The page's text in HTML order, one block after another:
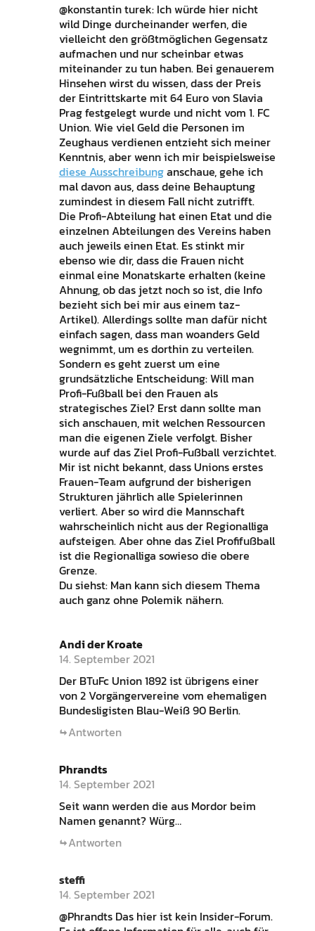
@konstantin turek: Ich würde hier nicht
wild Dinge durcheinander werfen, die
vielleicht den größtmöglichen Gegensatz
aufmachen und nur scheinbar etwas
miteinander zu tun haben. Bei genauerem
Hinsehen wirst du wissen, dass der Preis
der Eintrittskarte mit 64 Euro von Slavia
Prag festgelegt wurde und nicht vom 1. FC
Union. Wie viel Geld die Personen im
Zeughaus verdienen entzieht sich meiner
Kenntnis, aber wenn ich mir beispielsweise
diese Ausschreibunganschaue, gehe ich
mal davon aus, dass deine Behauptung
zumindest in diesem Fall nicht zutrifft.
Die Profi-Abteilung hat einen Etat und die
einzelnen Abteilungen des Vereins haben
auch jeweils einen Etat. Es stinkt mir
ebenso wie dir, dass die Frauen nicht
einmal eine Monatskarte erhalten (keine
Ahnung, ob das jetzt noch so ist, die Info
bezieht sich bei mir aus einem taz-
Artikel). Allerdings sollte man dafür nicht
einfach sagen, dass man woanders Geld
wegnimmt, um es dorthin zu verteilen.
Sondern es geht zuerst um eine
grundsätzliche Entscheidung: Will man
Profi-Fußball bei den Frauen als
strategisches Ziel? Erst dann sollte man
sich anschauen, mit welchen Ressourcen
man die eigenen Ziele verfolgt. Bisher
wurde auf das Ziel Profi-Fußball verzichtet.
Mir ist nicht bekannt, dass Unions erstes
Frauen-Team aufgrund der bisherigen
Strukturen jährlich alle Spielerinnen
verliert. Aber so wird die Mannschaft
wahrscheinlich nicht aus der Regionalliga
aufsteigen. Aber ohne das Ziel Profifußball
ist die Regionalliga sowieso die obere
Grenze.
Du siehst: Man kann sich diesem Thema
auch ganz ohne Polemik nähern.
Andi der Kroate
14. September 2021
Der BTuFc Union 1892 ist übrigens einer
von 2 Vorgängervereine vom ehemaligen
Bundesligisten Blau-Weiß 90 Berlin.
Antworten
Phrandts
14. September 2021
Seit wann werden die aus Mordor beim
Namen genannt? Würg…
Antworten
steffi
14. September 2021
@Phrandts Das hier ist kein Insider-Forum.